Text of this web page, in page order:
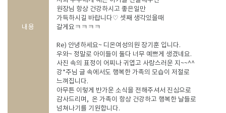
내용
원장님 항상 건강하시고 좋은일만
가득하시길 바랍니다♡ 셋째 생각있을때
갈게요ㅋㅋㅋㅋ
Re) 안녕하세요~ 디온여성의원 장기훈 입니다.
우와~ 정말로 아이들이 둘다 너무 예쁘게 생겼네요.
사진 속의 표정이 어찌나 귀엽고 사랑스러운 지~~^^
강*주님 글 속에서도 행복한 가족의 모습이 저절로
느껴집니다.
아무튼 이렇게 반가운 소식을 전해주셔서 진심으로
감사드리며, 온 가족이 항상 건강하고 행복한 날들로
넘쳐나기를 기원합니다.